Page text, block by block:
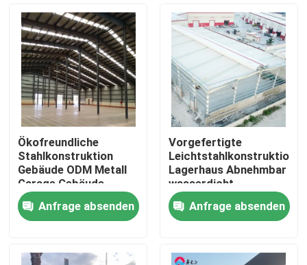
Zu Hause
Produkte
Ökofreundliche
Stahlkonstruktion
Gebäude ODM Metall
Garage Gebäude
Galvanisiert
Anfrage absenden
Vorgefertigte
Leichtstahlkonstruktion
Lagerhaus Abnehmbar
wasserdicht
Anfrage absenden